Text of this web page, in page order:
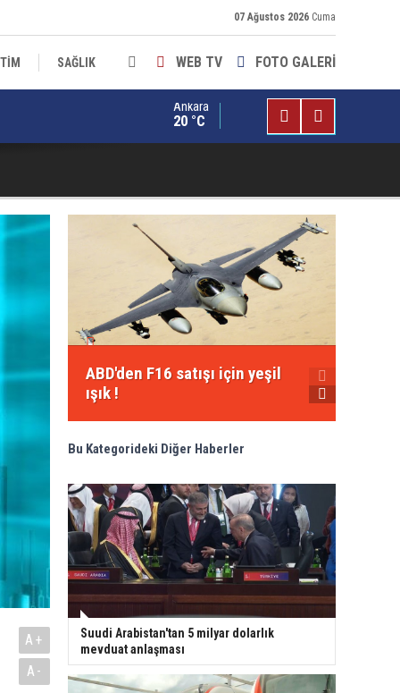
07 Ağustos 2026 Cuma
WEB TV FOTO GALERİ
SAĞLIK
İlaçlama ile Antalya’da Haşerelere Karşı Etkili ve Güvenli
Ankara
20 °C
A+
A-
ABD'den F16 satışı için yeşil
ışık !
Bu Kategorideki Diğer Haberler
Suudi Arabistan'tan 5 milyar dolarlık
mevduat anlaşması